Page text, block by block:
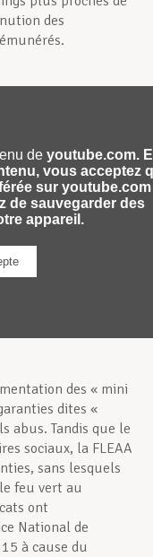
des
des « mini
dites «
abus. Tandis que le
sociaux, la FLEAA
sans lesquels
feu vert au
ont
National de
à cause du